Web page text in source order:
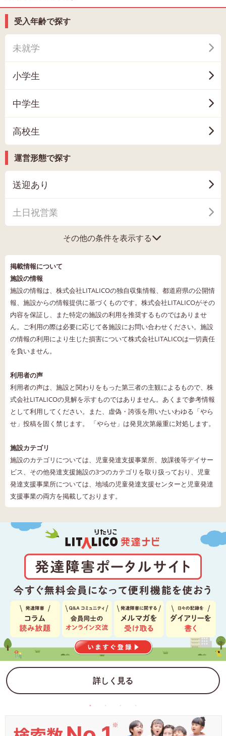
受入年齢で探す
未就学
小学生
中学生
高校生
運営形態で探す
送迎あり
土日祝営業
その他の条件を表示する
掲載情報について
施設の情報
施設の情報は、株式会社LITALICOの独自収集情報、都道府県の公開情
報、施設からの情報提供に基づくものです。株式会社LITALICOがその
内容を保証し、また特定の施設の利用を推奨するものではありませ
ん。ご利用の際は必要に応じて各施設にお問い合わせください。施設
の情報の利用により生じた損害について株式会社LITALICOは一切責任
を負いません。
利用者の声
利用者の声は、施設と関わりをもった第三者の主観によるもので、株
式会社LITALICOの見解を示すものではありません。あくまで参考情報
として利用してください。また、虚偽・誇張を用いたいわゆる「やら
せ」投稿を固く禁じます。 「やらせ」は発見次第厳重に対処します。
施設カテゴリ
施設のカテゴリについては、児童発達支援事業所、放課後等デイサー
ビス、その他発達支援施設の3つのカテゴリを取り扱っており、児童
発達支援事業所については、地域の児童発達支援センターと児童発達
支援事業の両方を掲載しております。
詳しく見る